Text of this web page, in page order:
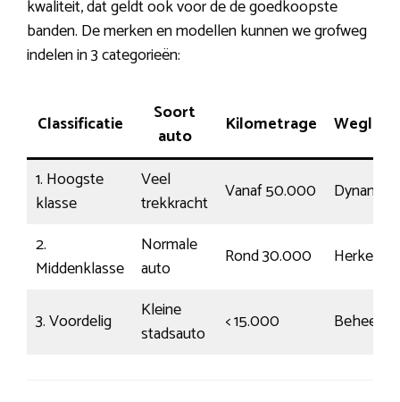
kwaliteit, dat geldt ook voor de de goedkoopste
banden. De merken en modellen kunnen we grofweg
indelen in 3 categorieën:
Classificatie
Soort
auto
Kilometrage
1. Hoogste
klasse
Veel
trekkracht
Vanaf 50.000
2.
Middenklasse
Normale
auto
Rond 30.000
3. Voordelig
Kleine
stadsauto
< 15.000 Beheerst